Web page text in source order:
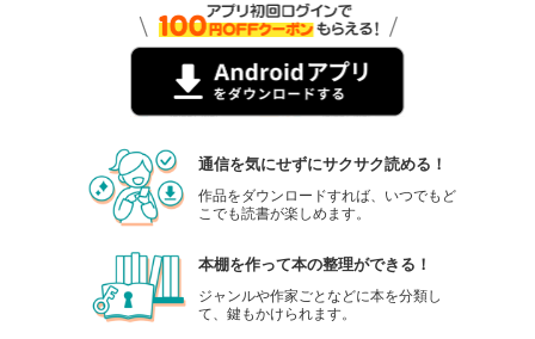
通信を気にせずにサクサク読める！
作品をダウンロードすれば、いつでもど
こでも読書が楽しめます。
本棚を作って本の整理ができる！
ジャンルや作家ごとなどに本を分類し
て、鍵もかけられます。